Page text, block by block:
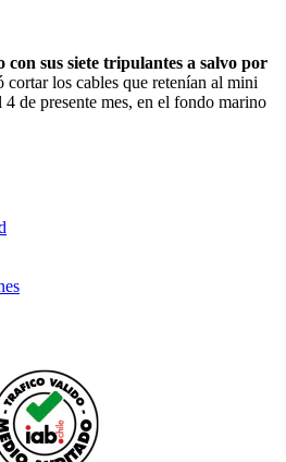
con sus siete tripulantes a salvo por
cortar los cables que retenían al mini
de presente mes, en el fondo marino